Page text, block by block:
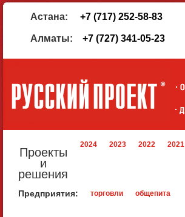
Астана: +7 (717) 252-58-83
Алматы: +7 (727) 341-05-23
Проекты
и
решения
2024 2023 2022 2021
Предприятия: торговли общепита